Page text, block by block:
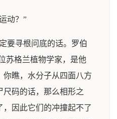
动？”
要寻根问底的话。罗伯
苏格兰植物学家，是他
瞧，水分子从四面八方
尺码的话，那么相形之
因此它们的冲撞起不了